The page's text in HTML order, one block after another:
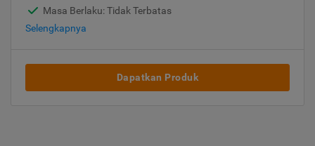
Masa Berlaku: Tidak Terbatas
Selengkapnya
Dapatkan Produk